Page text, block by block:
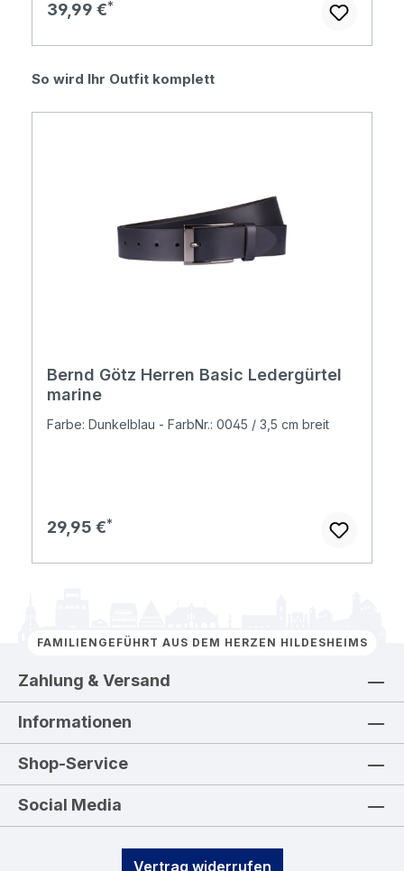
Regulärer Preis:
39,99 €
Produktgalerie überspringen
So wird Ihr Outfit komplett
Bernd Götz Herren Basic Ledergürtel
marine
Farbe: Dunkelblau - FarbNr.: 0045 / 3,5 cm breit
Regulärer Preis:
29,95 €
FAMILIENGEFÜHRT AUS DEM HERZEN HILDESHEIMS
Zahlung & Versand
Informationen
Shop-Service
Social Media
Vertrag widerrufen